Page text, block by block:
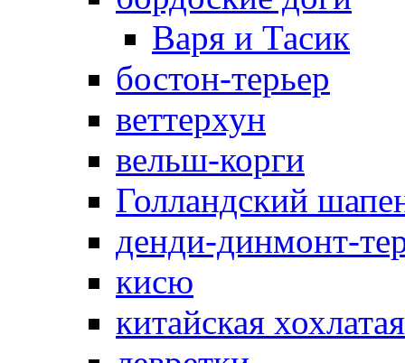
Варя и Тасик
бостон-терьер
веттерхун
вельш-корги
Голландский
денди-динмонт-
кисю
китайская